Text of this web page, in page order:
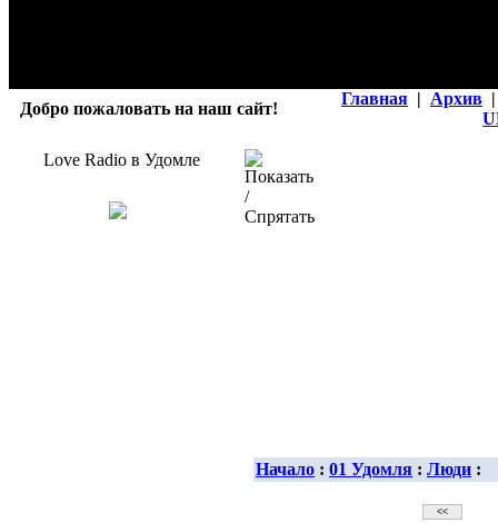
Добро пожаловать на наш сайт!
Главная | Архив |
Love Radio в Удомле
Начало : 01 Удомля : Люди :